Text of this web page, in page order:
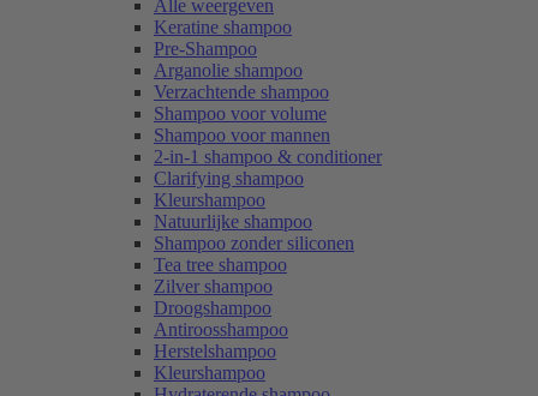
Alle weergeven
Keratine shampoo
Pre-Shampoo
Arganolie shampoo
Verzachtende shampoo
Shampoo voor volume
Shampoo voor mannen
2-in-1 shampoo & conditioner
Clarifying shampoo
Kleurshampoo
Natuurlijke shampoo
Shampoo zonder siliconen
Tea tree shampoo
Zilver shampoo
Droogshampoo
Antiroosshampoo
Herstelshampoo
Kleurshampoo